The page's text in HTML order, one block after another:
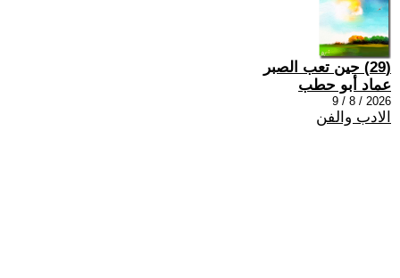
(29) حين تعب الصبر
عماد أبو حطب
2026 / 8 / 9
الادب والفن